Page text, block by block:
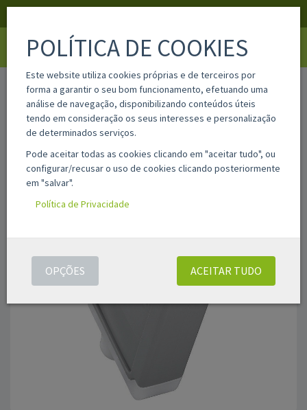
home pfi1700cy
POLÍTICA DE COOKIES
Este website utiliza cookies próprias e de terceiros por
forma a garantir o seu bom funcionamento, efetuando uma
análise de navegação, disponibilizando conteúdos úteis
tendo em consideração os seus interesses e personalização
de determinados serviços.
Pode aceitar todas as cookies clicando em "aceitar tudo", ou
configurar/recusar o uso de cookies clicando posteriormente
em "salvar".
Política de Privacidade
ACEITAR TUDO
OPÇÕES